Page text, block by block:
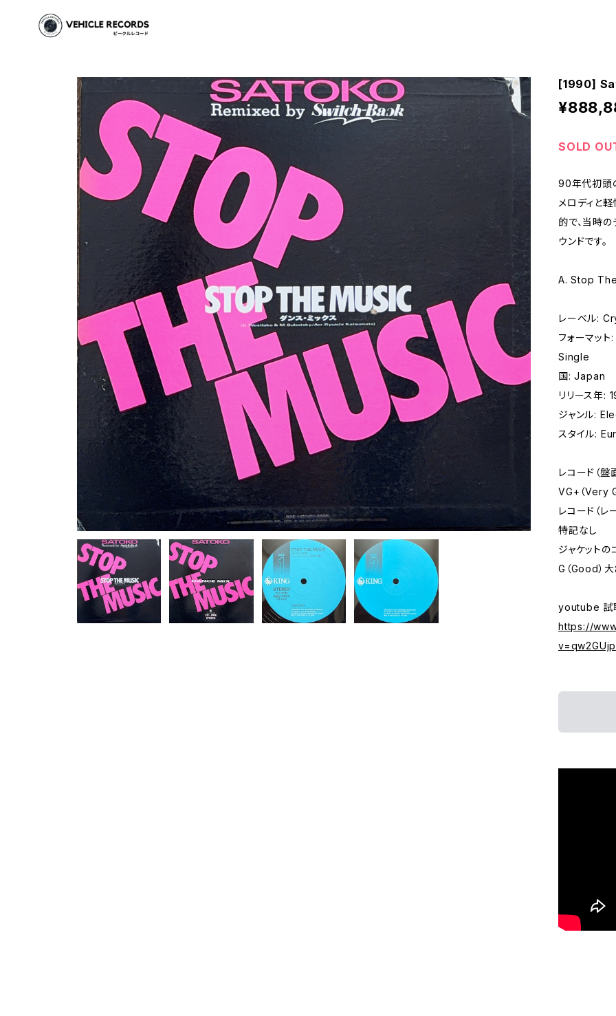
[1990]
SOLD
90年代初頭
メロディと
的で、当時
ウンドです。
A. Stop
レーベル:
フォーマッ
Single
国: Japan
リリース年:
ジャンル:
スタイル:
レコード（盤
VG+（Very
レコード（レ
特記なし
ジャケットの
G（Good）
youtube 試
https://